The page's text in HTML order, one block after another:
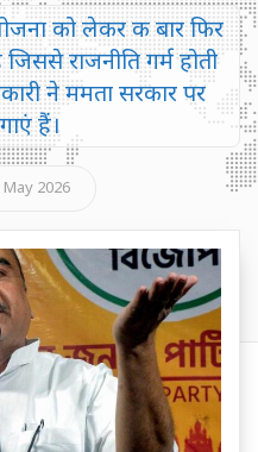
को लेकर क बार फिर
राजनीति गर्म होती
ने ममता सरकार पर
हैं।
May 2026